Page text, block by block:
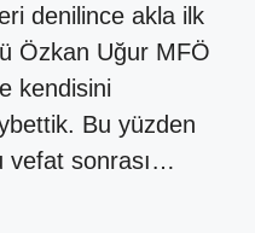
denilince akla ilk
Özkan Uğur MFÖ
kendisini
Bu yüzden
vefat sonrası…